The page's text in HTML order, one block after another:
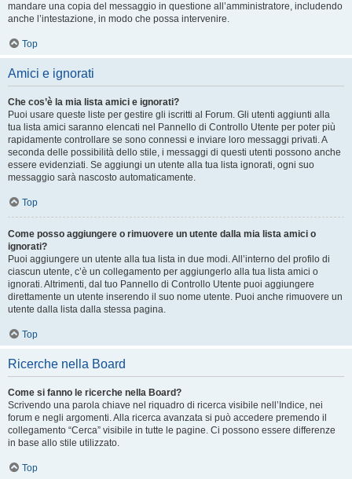
mandare una copia del messaggio in questione all’amministratore, includendo
anche l’intestazione, in modo che possa intervenire.
Top
Amici e ignorati
Che cos’è la mia lista amici e ignorati?
Puoi usare queste liste per gestire gli iscritti al Forum. Gli utenti aggiunti alla
tua lista amici saranno elencati nel Pannello di Controllo Utente per poter più
rapidamente controllare se sono connessi e inviare loro messaggi privati. A
seconda delle possibilità dello stile, i messaggi di questi utenti possono anche
essere evidenziati. Se aggiungi un utente alla tua lista ignorati, ogni suo
messaggio sarà nascosto automaticamente.
Top
Come posso aggiungere o rimuovere un utente dalla mia lista amici o
ignorati?
Puoi aggiungere un utente alla tua lista in due modi. All’interno del profilo di
ciascun utente, c’è un collegamento per aggiungerlo alla tua lista amici o
ignorati. Altrimenti, dal tuo Pannello di Controllo Utente puoi aggiungere
direttamente un utente inserendo il suo nome utente. Puoi anche rimuovere un
utente dalla lista dalla stessa pagina.
Top
Ricerche nella Board
Come si fanno le ricerche nella Board?
Scrivendo una parola chiave nel riquadro di ricerca visibile nell’Indice, nei
forum e negli argomenti. Alla ricerca avanzata si può accedere premendo il
collegamento “Cerca” visibile in tutte le pagine. Ci possono essere differenze
in base allo stile utilizzato.
Top